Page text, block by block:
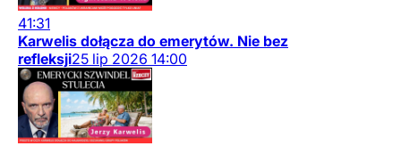
41:31
Karwelis dołącza do emerytów. Nie bez
refleksji25 lip 2026 14:00